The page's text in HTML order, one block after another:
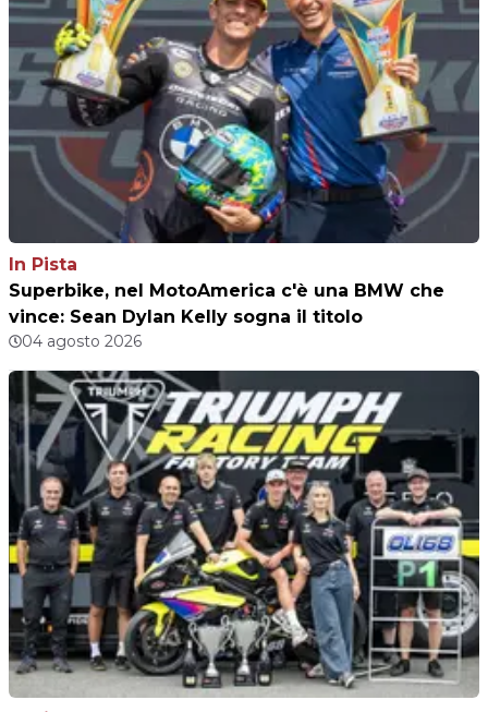
In Pista
Superbike, nel MotoAmerica c'è una BMW che
vince: Sean Dylan Kelly sogna il titolo
04 agosto 2026